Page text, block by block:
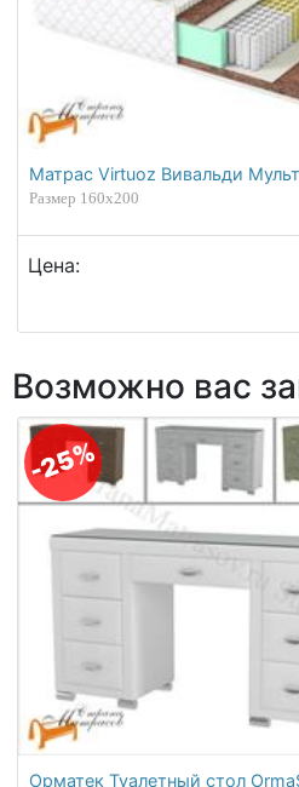
Матрас Virtuoz Вивальди
Размер 160х200
Цена:
Возможно вас
-25%
Орматек Туалетный стол